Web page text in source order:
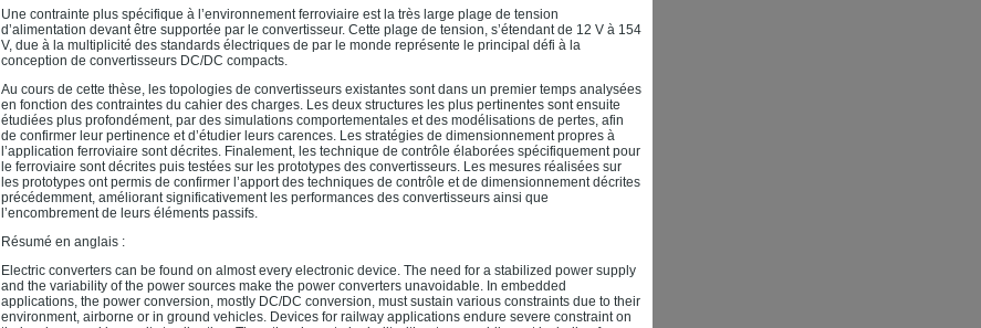
Une contrainte plus spécifique à l’environnement ferroviaire est la très large plage de tension
d’alimentation devant être supportée par le convertisseur. Cette plage de tension, s’étendant de 12 V à 154
V, due à la multiplicité des standards électriques de par le monde représente le principal défi à la
conception de convertisseurs DC/DC compacts.
Au cours de cette thèse, les topologies de convertisseurs existantes sont dans un premier temps analysées
en fonction des contraintes du cahier des charges. Les deux structures les plus pertinentes sont ensuite
étudiées plus profondément, par des simulations comportementales et des modélisations de pertes, afin
de confirmer leur pertinence et d’étudier leurs carences. Les stratégies de dimensionnement propres à
l’application ferroviaire sont décrites. Finalement, les technique de contrôle élaborées spécifiquement pour
le ferroviaire sont décrites puis testées sur les prototypes des convertisseurs. Les mesures réalisées sur
les prototypes ont permis de confirmer l’apport des techniques de contrôle et de dimensionnement décrites
précédemment, améliorant significativement les performances des convertisseurs ainsi que
l’encombrement de leurs éléments passifs.
Résumé en anglais :
Electric converters can be found on almost every electronic device. The need for a stabilized power supply
and the variability of the power sources make the power converters unavoidable. In embedded
applications, the power conversion, mostly DC/DC conversion, must sustain various constraints due to their
environment, airborne or in ground vehicles. Devices for railway applications endure severe constraint on